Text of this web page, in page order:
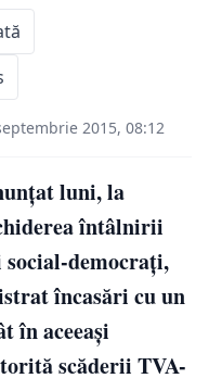
2015, 08:12
luni, la
întâlnirii
democrați,
încasări cu un
în aceeași
scăderii TVA-